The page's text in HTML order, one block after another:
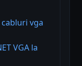
vga
VGA la